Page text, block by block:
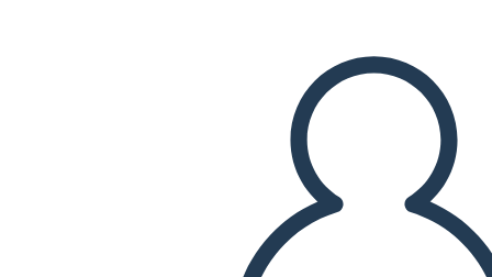
Kopiera denna storyboard
SKAPA EN STORYBOARD
SPELA UPP BILDSPEL
LÄS FÖR MIG